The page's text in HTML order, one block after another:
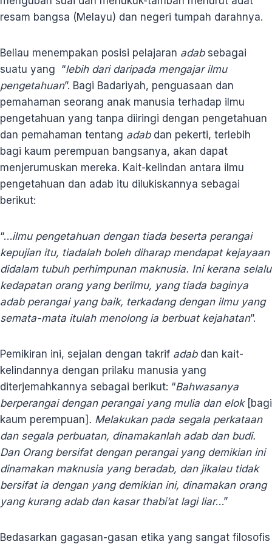
resam bangsa (Melayu) dan negeri tumpah darahnya.
Beliau menempakan posisi pelajaran adabsebagai
suatu yang “lebih dari daripada mengajar ilmu
pengetahuan”. Bagi Badariyah, penguasaan dan
pemahaman seorang anak manusia terhadap ilmu
pengetahuan yang tanpa diiringi dengan pengetahuan
dan pemahaman tentang adabdan pekerti, terlebih
bagi kaum perempuan bangsanya, akan dapat
menjerumuskan mereka. Kait-kelindan antara ilmu
pengetahuan dan adab itu dilukiskannya sebagai
berikut:
“…ilmu pengetahuan dengan tiada beserta perangai
kepujian itu, tiadalah boleh diharap mendapat kejayaan
didalam tubuh perhimpunan maknusia. Ini kerana selalu
kedapatan orang yang berilmu, yang tiada baginya
adab perangai yang baik, terkadang dengan ilmu yang
semata-mata itulah menolong ia berbuat kejahatan”.
Pemikiran ini, sejalan dengan takrif adabdan kait-
kelindannya dengan prilaku manusia yang
diterjemahkannya sebagai berikut: “Bahwasanya
berperangai dengan perangai yang mulia dan elok [bagi
kaum perempuan] . Melakukan pada segala perkataan
dan segala perbuatan, dinamakanlah adab dan budi.
Dan Orang bersifat dengan perangai yang demikian ini
dinamakan maknusia yang beradab, dan jikalau tidak
bersifat ia dengan yang demikian ini, dinamakan orang
yang kurang adab dan kasar thabi’at lagi liar…”
Bedasarkan gagasan-gasan etika yang sangat filosofis